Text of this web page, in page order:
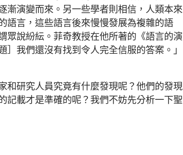
漸演變而來。另一些學者則相信，人類本來
語言，這些語言後來慢慢發展為複雜的語
眾說紛紜。菲奇教授在他所著的《語言的演
我們還沒有找到令人完全信服的答案。」
和研究人員究竟有什麼發現呢？他們的發現
記載才是準確的呢？我們不妨先分析一下聖